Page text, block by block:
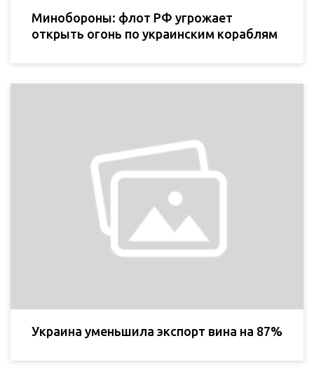
Минобороны: флот РФ угрожает
открыть огонь по украинским кораблям
Украина уменьшила экспорт вина на 87%